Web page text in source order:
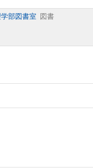
部図書室
図書